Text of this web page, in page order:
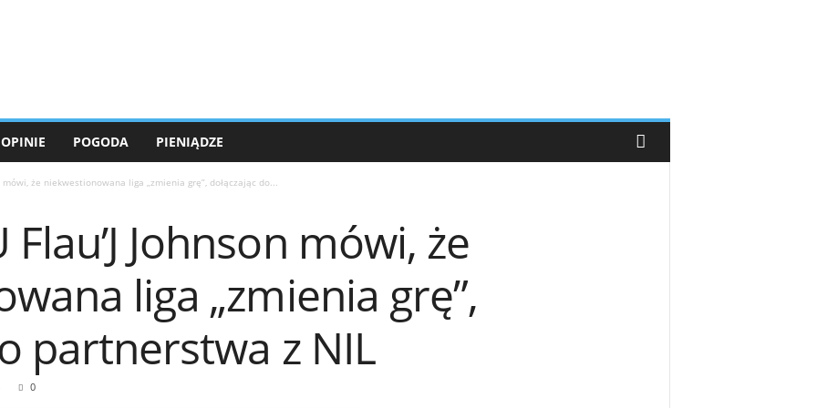
OPINIE POGODA PIENIĄDZE
mówi, że niekwestionowana liga „zmienia grę”, dołączając do...
Johnson mówi, że
liga „zmienia grę”,
partnerstwa z NIL
0